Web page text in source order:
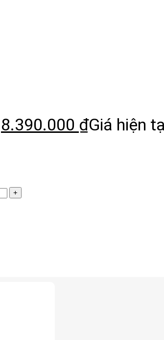
8.390.000 ₫Giá hiện